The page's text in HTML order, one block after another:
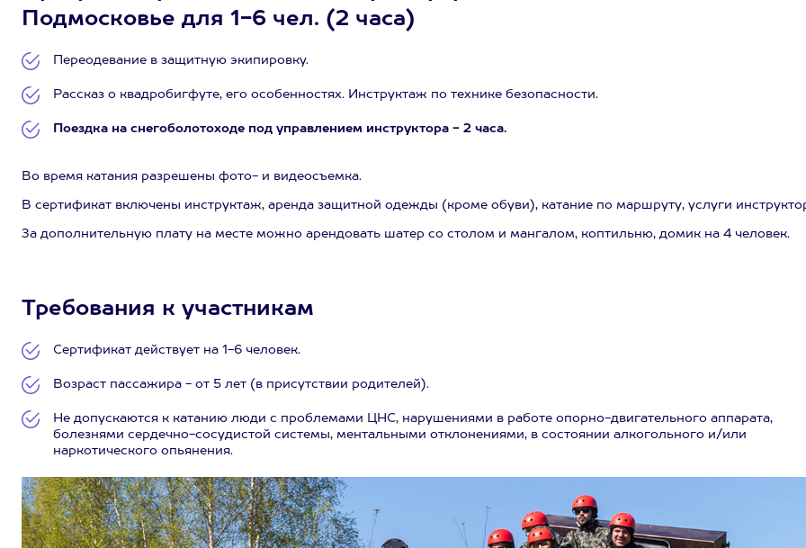
Подмосковье для 1-6 чел. (2 часа)
Переодевание в защитную экипировку.
Рассказ о квадробигфуте, его особенностях. Инструктаж по технике безопасности.
Поездка на снегоболотоходе под управлением инструктора - 2 часа.
Во время катания разрешены фото- и видеосъемка.
В сертификат включены инструктаж, аренда защитной одежды (кроме обуви), катание по маршруту, услуги
За дополнительную плату на месте можно арендовать шатер со столом и мангалом, коптильню, домик на 4 человек.
Требования к участникам
Сертификат действует на 1-6 человек.
Возраст пассажира - от 5 лет (в присутствии родителей).
Не допускаются к катанию люди с проблемами ЦНС, нарушениями в работе опорно-двигательного аппарата,
болезнями сердечно-сосудистой системы, ментальными отклонениями, в состоянии алкогольного и/или
наркотического опьянения.